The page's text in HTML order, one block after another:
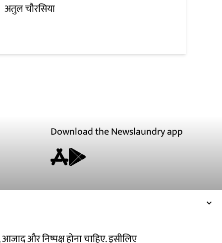
आजाद और निष्पक्ष होना चाहिए. इसीलिए
अतुल चौरसिया
Download the Newslaundry app